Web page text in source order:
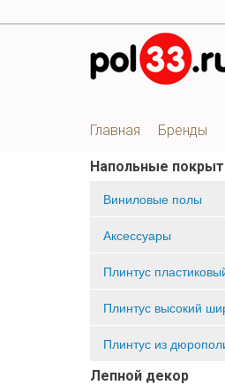
Главная Бренды
Напольные
Виниловые полы
Аксессуары
Плинтус
Плинтус высокий
Плинтус из
Лепной декор